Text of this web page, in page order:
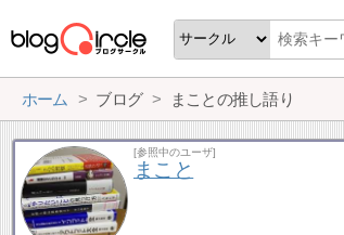
ホーム ブログ まことの推し語り
[参照中のユーザ]
まこと